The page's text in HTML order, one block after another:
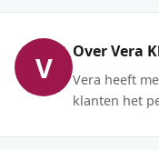
V Over Vera
Vera heeft
klanten het